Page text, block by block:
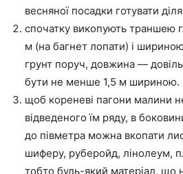
весняної посадки готувати
спочатку викопують траншею
м (на багнет лопати) і
грунт поруч, довжина —
бути не менше 1,5 м шириною.
щоб кореневі пагони малини
відведеного їм ряду, в
до півметра можна вкопати
шиферу, руберойд, лінолеум,
тобто будь-який матеріал, що